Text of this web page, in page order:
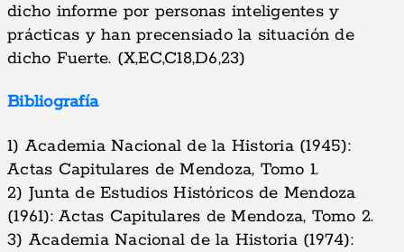
dicho informe por personas inteligentes y
prácticas y han precensiado la situación de
dicho Fuerte. (X,EC,C18,D6,23)
Bibliografía
1) Academia Nacional de la Historia (1945):
Actas Capitulares de Mendoza, Tomo 1.
2) Junta de Estudios Históricos de Mendoza
(1961): Actas Capitulares de Mendoza, Tomo 2.
3) Academia Nacional de la Historia (1974):